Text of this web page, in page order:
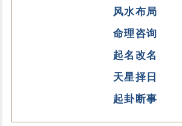
风水布局
命理咨询
起名改名
天星择日
起卦断事